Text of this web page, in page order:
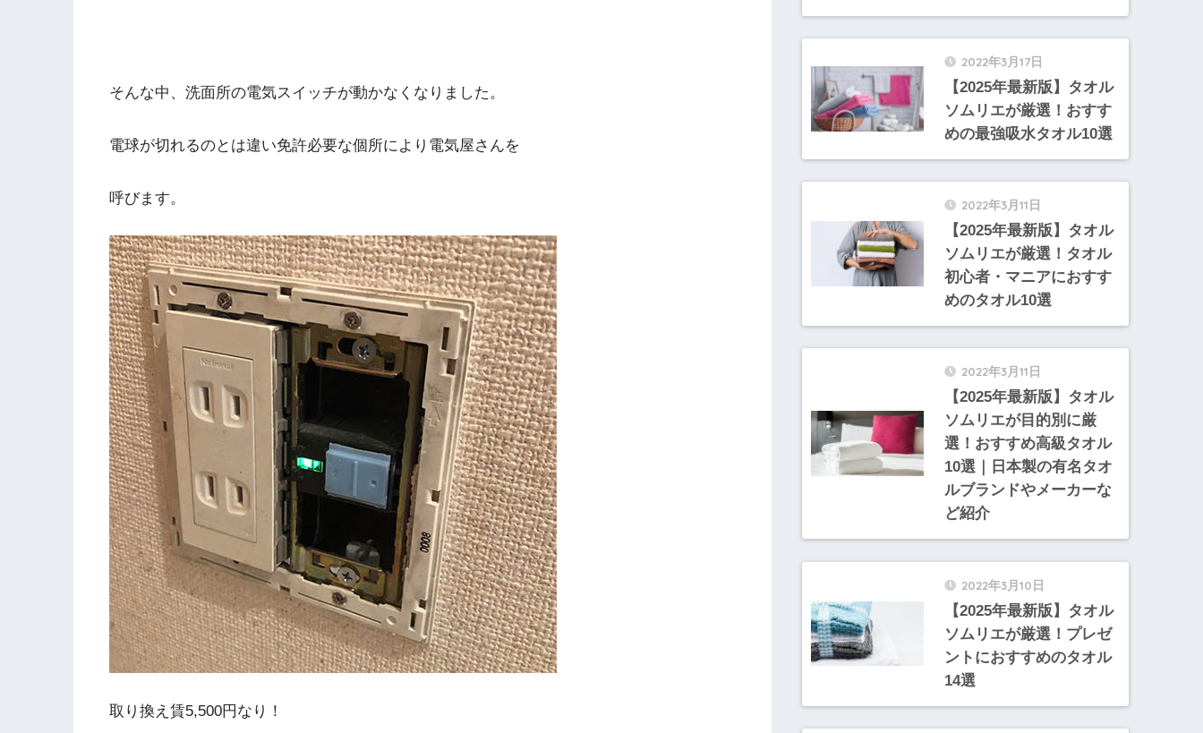
そんな中、洗面所の電気スイッチが動かなくなりました。
電球が切れるのとは違い免許必要な個所により電気屋さんを
呼びます。
取り換え賃5,500円なり！
2022年3月17日
【2025年最新版】タオル
ソムリエが厳選！おすす
めの最強吸水タオル10選
2022年3月11日
【2025年最新版】タオル
ソムリエが厳選！タオル
初心者・マニアにおすす
めのタオル10選
2022年3月11日
【2025年最新版】タオル
ソムリエが目的別に厳
選！おすすめ高級タオル
10選｜日本製の有名タオ
ルブランドやメーカーな
ど紹介
2022年3月10日
【2025年最新版】タオル
ソムリエが厳選！プレゼ
ントにおすすめのタオル
14選